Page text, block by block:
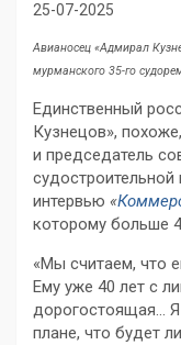
25-07-2025
Авианосец «Адмирал
мурманского 35-го
Единственный
Кузнецов»,
и председатель
интервью «
которому больше
«Мы считаем, что
Ему уже 40 лет с
дорогостоящая…
плане, что будет